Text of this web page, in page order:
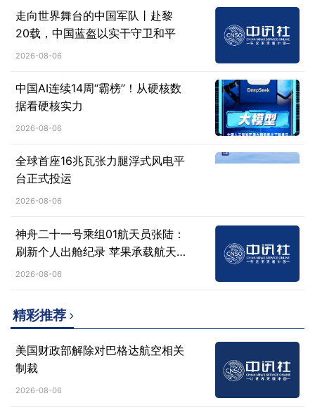
走向世界舞台的中国军队丨赴黎
20载，中国蓝盔以实干守卫和平
2026-08-06
中国AI连续14周“霸榜”！从硬核数
据看硬核实力
2026-08-06
全球首座16兆瓦张力腿浮式风电平
台正式投运
2026-08-06
神舟二十一号乘组01航天员张陆：
刷新个人出舱纪录 苹果承载航天
人心愿
2026-08-06
精彩推荐
美国财政部解除对巴格达航空相关
制裁
2026-08-06